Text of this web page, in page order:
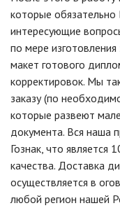
которые
интересующие
по мере
макет готового
корректировок. Мы
заказу (по
которые развеют
документа. Вся наша
Гознак, что является
качества. Доставка
осуществляется в
любой регион нашей